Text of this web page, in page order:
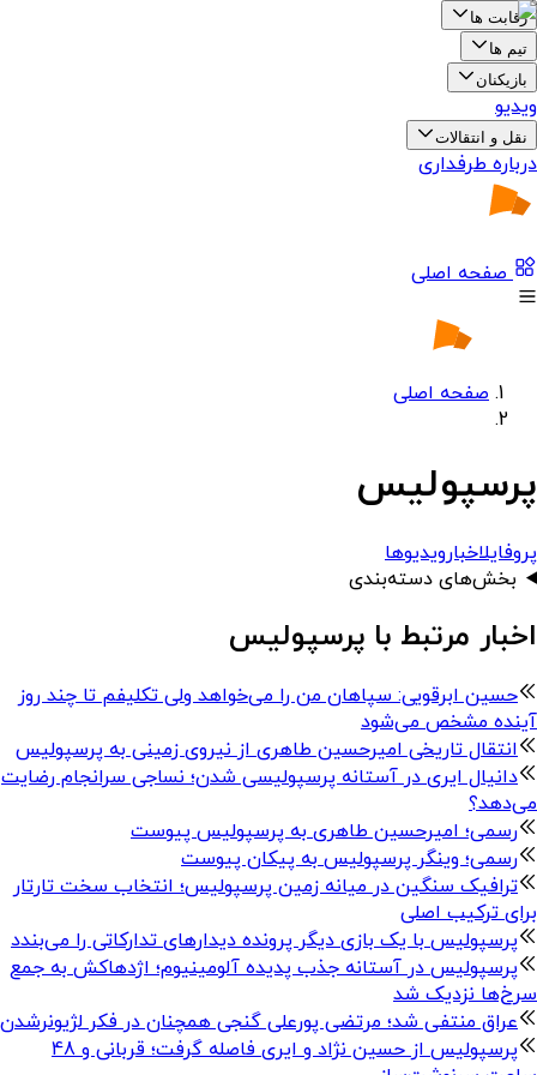
رقابت ها
تیم ها
بازیکنان
ویدیو
نقل و انتقالات
درباره طرفداری
صفحه اصلی
صفحه اصلی
پرسپولیس
پروفایلاخبارویدیوها
بخش‌های دسته‌بندی
اخبار مرتبط با پرسپولیس
حسین ابرقویی: سپاهان من را می‌‎خواهد ولی تکلیفم تا چند روز
آینده مشخص می‌شود
انتقال تاریخی امیرحسین طاهری از نیروی زمینی به پرسپولیس
دانیال ایری در آستانه پرسپولیسی شدن؛ نساجی سرانجام رضایت
می‌دهد؟
رسمی؛ امیرحسین طاهری به پرسپولیس پیوست
رسمی؛ وینگر پرسپولیس به پیکان پیوست
ترافیک سنگین در میانه زمین پرسپولیس؛ انتخاب سخت تارتار
برای ترکیب اصلی
پرسپولیس با یک بازی دیگر پرونده دیدارهای تدارکاتی را می‌بندد
پرسپولیس در آستانه جذب پدیده آلومینیوم؛ اژدهاکش به جمع
سرخ‌ها نزدیک شد
عراق منتفی شد؛ مرتضی پورعلی گنجی همچنان در فکر لژیونرشدن
پرسپولیس از حسین‌ نژاد و ایری فاصله گرفت؛ قربانی و 48